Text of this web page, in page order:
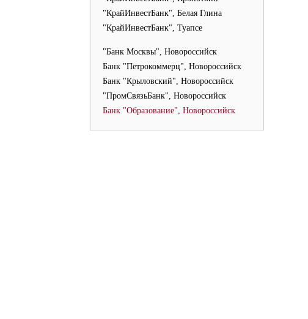
"КрайИнвестБанк", Белая Глина
"КрайИнвестБанк", Туапсе
"Банк Москвы", Новороссийск
Банк "Петрокоммерц", Новороссийск
Банк "Крыловский", Новороссийск
"ПромСвязьБанк", Новороссийск
Банк "Образование", Новороссийск